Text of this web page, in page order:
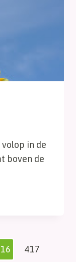
in de
boven de
417